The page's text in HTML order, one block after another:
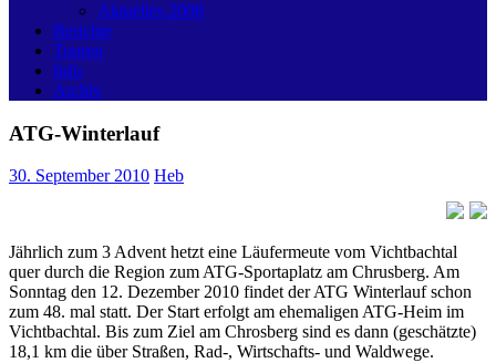
Aktuelles 2008
Berichte
Touren
Info
Archiv
ATG-Winterlauf
30. September 2010 Heb
Jährlich zum 3 Advent hetzt eine Läufermeute vom Vichtbachtal
quer durch die Region zum ATG-Sportaplatz am Chrusberg. Am
Sonntag den 12. Dezember 2010 findet der ATG Winterlauf schon
zum 48. mal statt. Der Start erfolgt am ehemaligen ATG-Heim im
Vichtbachtal. Bis zum Ziel am Chrosberg sind es dann (geschätzte)
18,1 km die über Straßen, Rad-, Wirtschafts- und Waldwege.